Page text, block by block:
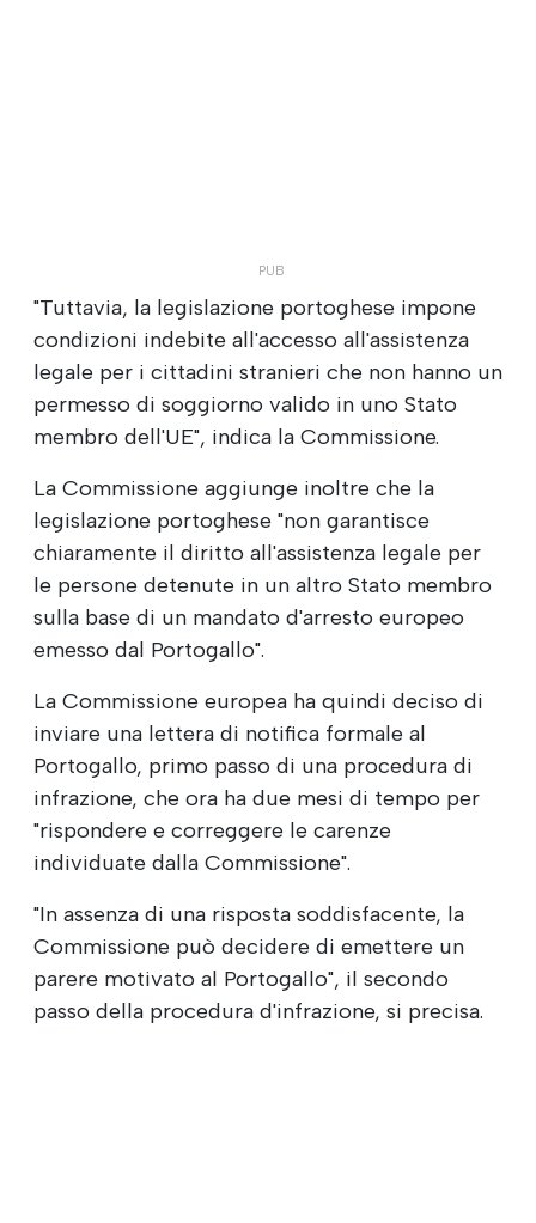
"Tuttavia, la legislazione portoghese impone
condizioni indebite all'accesso all'assistenza
legale per i cittadini stranieri che non hanno un
permesso di soggiorno valido in uno Stato
membro dell'UE", indica la Commissione.
La Commissione aggiunge inoltre che la
legislazione portoghese "non garantisce
chiaramente il diritto all'assistenza legale per
le persone detenute in un altro Stato membro
sulla base di un mandato d'arresto europeo
emesso dal Portogallo".
La Commissione europea ha quindi deciso di
inviare una lettera di notifica formale al
Portogallo, primo passo di una procedura di
infrazione, che ora ha due mesi di tempo per
"rispondere e correggere le carenze
individuate dalla Commissione".
"In assenza di una risposta soddisfacente, la
Commissione può decidere di emettere un
parere motivato al Portogallo", il secondo
passo della procedura d'infrazione, si precisa.